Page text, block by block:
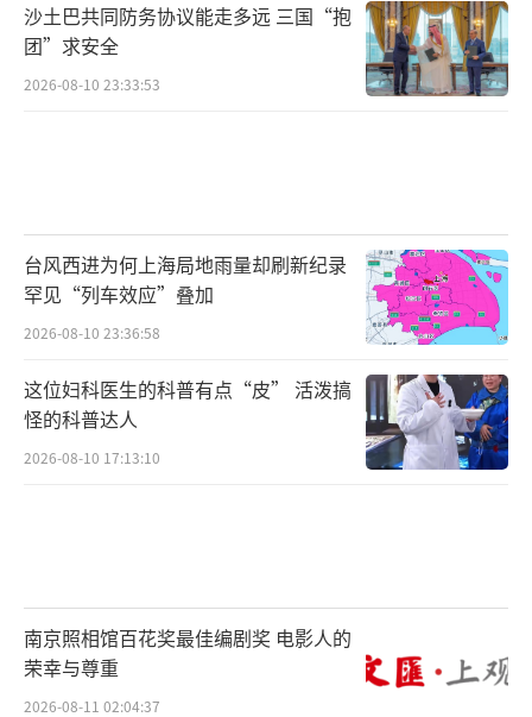
沙土巴共同防务协议能走多远 三国“抱
团”求安全
2026-08-10 23:33:53
台风西进为何上海局地雨量却刷新纪录
罕见“列车效应”叠加
2026-08-10 23:36:58
这位妇科医生的科普有点“皮” 活泼搞
怪的科普达人
2026-08-10 17:13:10
南京照相馆百花奖最佳编剧奖 电影人的
荣幸与尊重
2026-08-11 02:04:37